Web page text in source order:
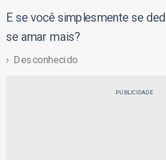
E se você simplesmente se
se amar mais?
Desconhecido
PUBLICIDADE